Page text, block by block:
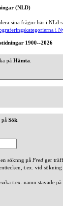
(NLD)
sina frågor här i
i
1900--2026
på Hämta
på Sök
söknng på Fred ger
t.ex. vid
t.ex. namn stavade på